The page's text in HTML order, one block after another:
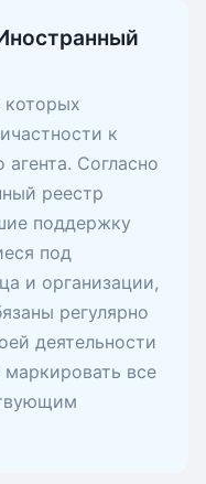
которых
к
агента. Согласно
реестр
поддержку
под
и организации,
регулярно
деятельности
все